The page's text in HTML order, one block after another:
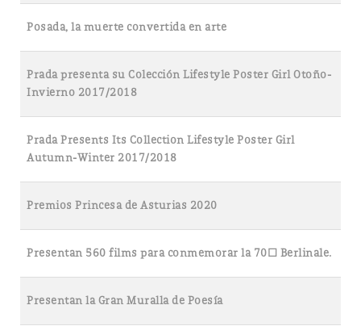
Posada, la muerte convertida en arte
Prada presenta su Colección Lifestyle Poster Girl Otoño-
Invierno 2017/2018
Prada Presents Its Collection Lifestyle Poster Girl
Autumn-Winter 2017/2018
Premios Princesa de Asturias 2020
Presentan 560 films para conmemorar la 70ª Berlinale.
Presentan la Gran Muralla de Poesía